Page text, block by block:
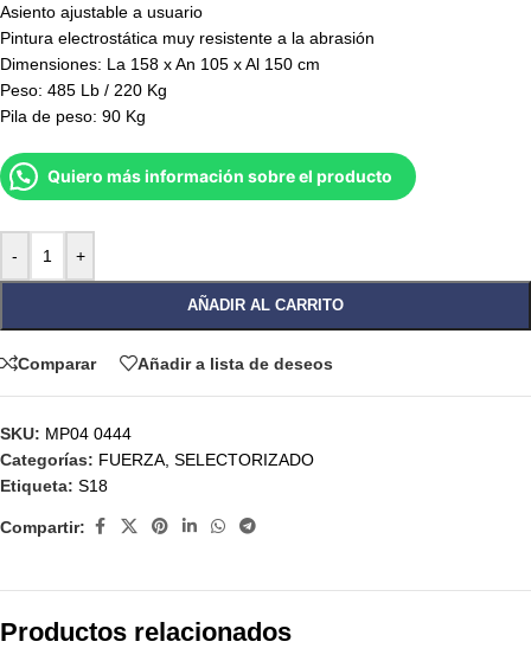
Asiento ajustable a usuario
Pintura electrostática muy resistente a la abrasión
Dimensiones: La 158 x An 105 x Al 150 cm
Peso: 485 Lb / 220 Kg
Pila de peso: 90 Kg
Quiero más información sobre el producto
- +
AÑADIR AL CARRITO
Comparar Añadir a lista de deseos
SKU: MP04 0444
Categorías: FUERZA SELECTORIZADO
Etiqueta: S18
Compartir:
Productos relacionados